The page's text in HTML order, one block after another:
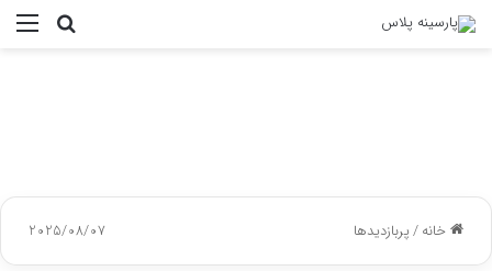
جستجو
خانه/پربازدیدها 2025/08/07